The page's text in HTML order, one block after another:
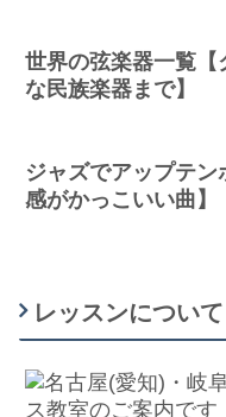
世界の弦楽器一覧【
な民族楽器まで】
ジャズでアップテ
感がかっこいい曲】
レッスンについて